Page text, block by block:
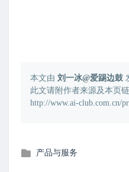
本文由 刘一冰@爱踢边鼓
此文请附作者来源及本页链
http://www.ai-club.com.cn/
发
产品与服务